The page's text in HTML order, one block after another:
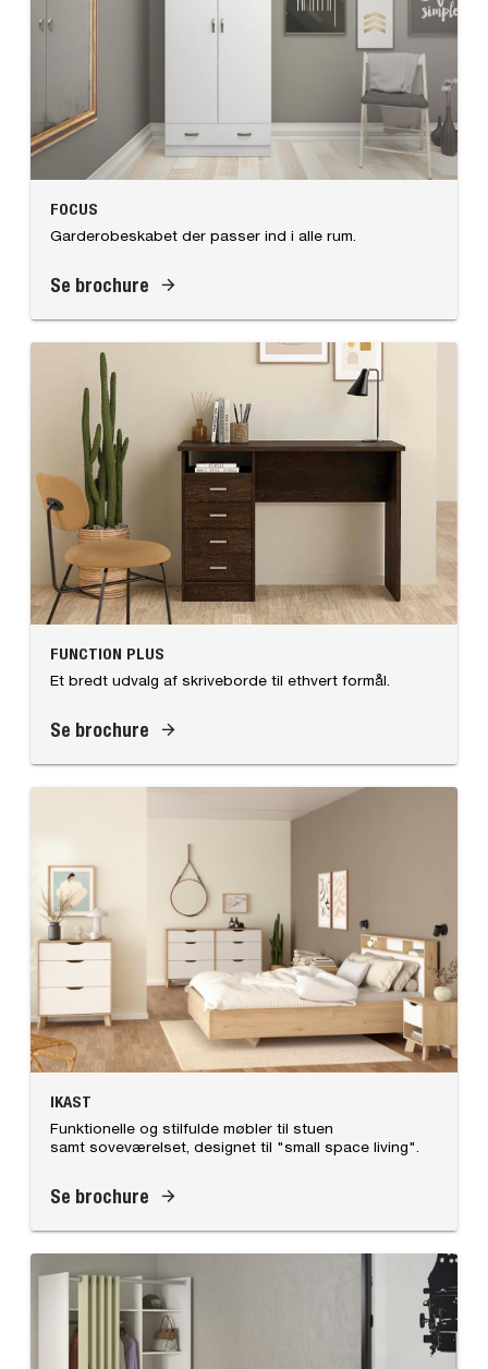
FOCUS
Garderobeskabet der passer ind i alle rum.
Se brochure
FUNCTION PLUS
Et bredt udvalg af skriveborde til ethvert formål.
Se brochure
IKAST
Funktionelle og stilfulde møbler til stuen
samt soveværelset, designet til "small space living".
Se brochure